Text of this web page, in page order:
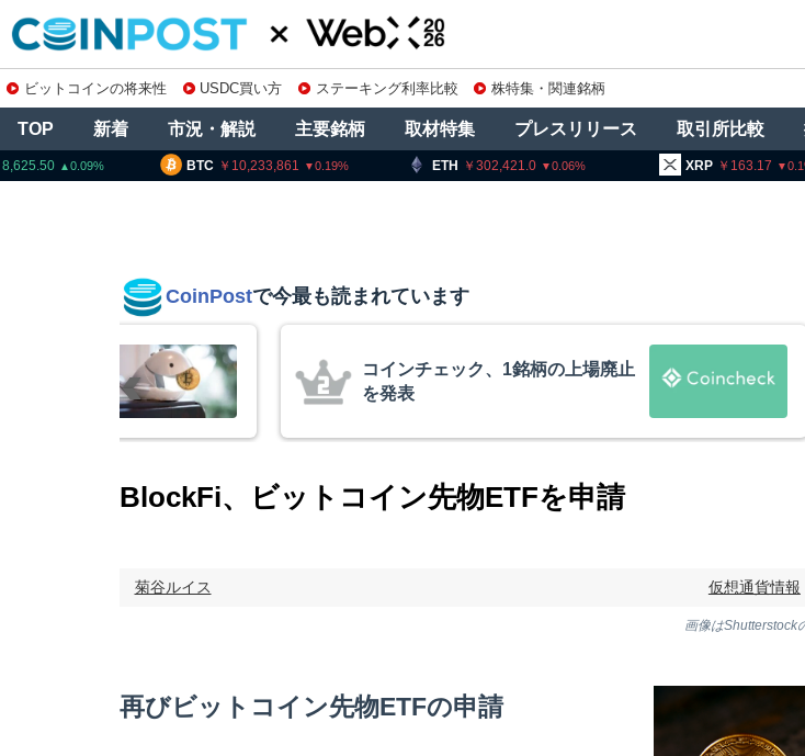
ビットコインの将来性 USDC買い方 ステーキング利率比較 株特集・関連銘柄
TOP 新着 市況・解説 主要銘柄 取材特集 プレスリリース 取引所比較
BTC 10,233,861 0.19 ETH 302,421.0 0.06 163.17 0.1
CoinPostで今最も読まれています
コインチェック、1銘柄の上場廃止
を発表
BlockFi、ビットコイン先物ETFを申請
菊谷ルイス 仮想通貨情報
画像はShutterstock
再びビットコイン先物ETFの申請